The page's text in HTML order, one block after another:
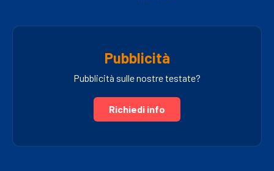
Pubblicità
Pubblicità sulle nostre testate?
Richiedi info